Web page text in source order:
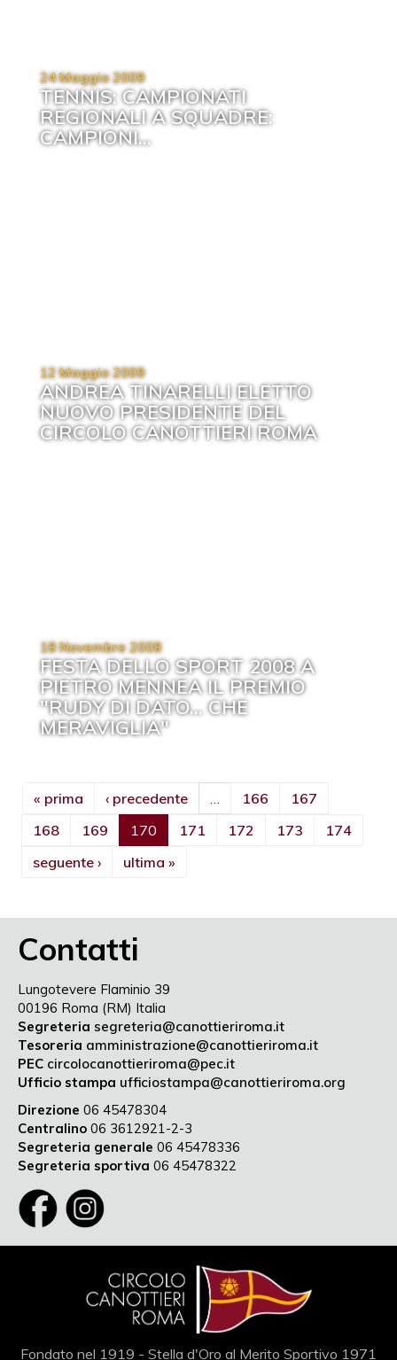
24 Maggio 2009
TENNIS: CAMPIONATI
REGIONALI A SQUADRE:
CAMPIONI...
12 Maggio 2009
ANDREA TINARELLI ELETTO
NUOVO PRESIDENTE DEL
CIRCOLO CANOTTIERI ROMA
18 Novembre 2008
FESTA DELLO SPORT 2008 A
PIETRO MENNEA IL PREMIO
"RUDY DI DATO... CHE
MERAVIGLIA"
« prima ‹ precedente … 166
167
168
169 170 171 172 173
174
seguente ›
ultima »
Contatti
Lungotevere Flaminio 39
00196 Roma (RM) Italia
Segreteria segreteria@canottieriroma.it
Tesoreria amministrazione@canottieriroma.it
PEC circolocanottieriroma@pec.it
Ufficio stampa ufficiostampa@canottieriroma.org
Direzione 06 45478304
Centralino 06 3612921-2-3
Segreteria generale 06 45478336
Segreteria sportiva 06 45478322
Fondato nel 1919 - Stella d'Oro al Merito Sportivo 1971